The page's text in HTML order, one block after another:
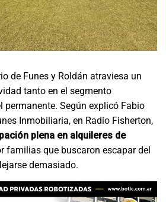
de Funes y Roldán atraviesa un
tanto en el segmento
permanente. Según explicó Fabio
Inmobiliaria, en Radio Fisherton,
plena en alquileres de
familias que buscaron escapar del
demasiado.